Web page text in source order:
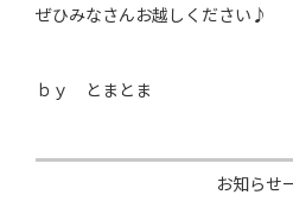
ぜひみなさんお越しください♪
ｂｙ とまとま
お知らせ